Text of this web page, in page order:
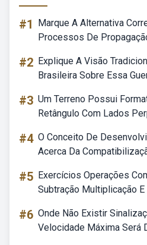
#1
Marque A Alternativa
Processos De
#2 Explique A Visão
Brasileira Sobre Essa
#3 Um Terreno Possui
Retângulo Com Lados
#4 O Conceito De
Acerca Da
#5 Exercícios Operações
Subtração Multiplicação
#6 Onde Não Existir
Velocidade Máxima Será